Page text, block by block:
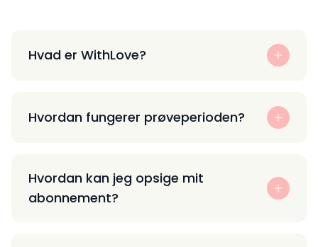
Hvad er WithLove?
Hvordan fungerer prøveperioden?
Hvordan kan jeg opsige mit
abonnement?